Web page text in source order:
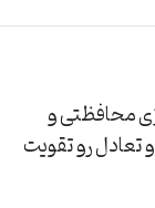
محافظتی و
رو تقویت